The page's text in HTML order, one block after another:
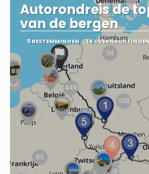
Autorondreis de
van de bergen
5 BESTEMMINGEN 14